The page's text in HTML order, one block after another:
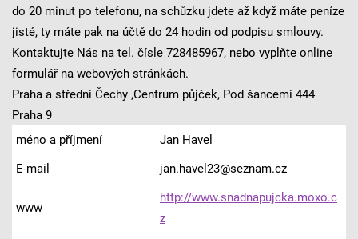
do 20 minut po telefonu, na schůzku jdete až když máte peníze
jisté, ty máte pak na účtě do 24 hodin od podpisu smlouvy.
Kontaktujte Nás na tel. čísle 728485967, nebo vyplňte online
formulář na webových stránkách.
Praha a středni Čechy ,Centrum půjček, Pod šancemi 444
Praha 9
méno a příjmení
Jan Havel
E-mail
jan.havel23@seznam.cz
www
http://www.snadnapujcka.moxo.c
z